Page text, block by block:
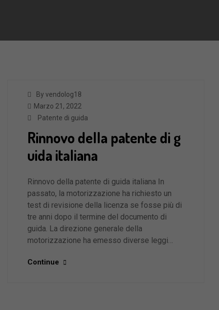
By vendolog18
Marzo 21, 2022
Patente di guida
Rinnovo della patente di g
uida italiana
Rinnovo della patente di guida italiana In
passato, la motorizzazione ha richiesto un
test di revisione della licenza se fosse più di
tre anni dopo il termine del documento di
guida. La direzione generale della
motorizzazione ha emesso diverse leggi…
Continue